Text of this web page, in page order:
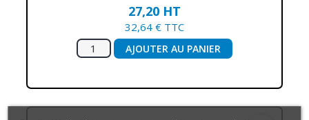
27,20 HT
32,64 € TTC
AJOUTER AU PANIER